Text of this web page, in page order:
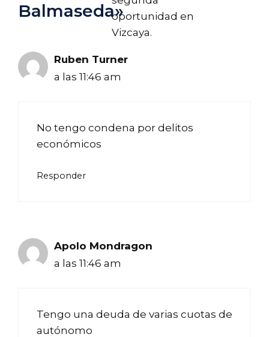
oportunidad en
Vizcaya.
Balmaseda»
Ruben Turner
a las 11:46 am
No tengo condena por delitos
económicos
Responder
Apolo Mondragon
a las 11:46 am
Tengo una deuda de varias cuotas de
autónomo